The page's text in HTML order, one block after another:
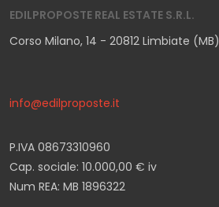
EDILPROPOSTE REAL ESTATE S.R.L.
Corso Milano, 14 - 20812 Limbiate (MB)
info@edilproposte.it
P.IVA 08673310960
Cap. sociale: 10.000,00 € iv
Num REA: MB 1896322